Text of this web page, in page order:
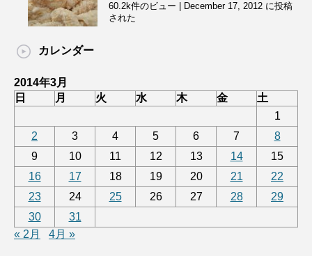
60.2k件のビュー
December 17, 2012 に投稿
された
カレンダー
2014年3月
日
月 火 水 木 金
土
1
2
3 4 5 6 7
8
9
10 11 12 13 14
15
16
17 18 19 20 21
22
23
24 25 26 27 28
29
30
31
« 2月
4月 »